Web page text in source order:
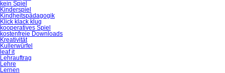
kein Spiel
Kinderspiel
Kindheitspädagogik
Klick klack klug
kooperatives Spiel
kostenfreie Downloads
Kreativität
Kullerwürfel
leaf it
Lehrauftrag
Lehre
Lernen